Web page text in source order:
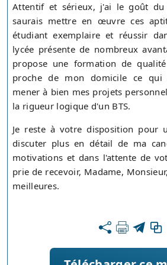
Attentif et sérieux, j'ai le goût
saurais mettre en œuvre ces
étudiant exemplaire et réussir
lycée présente de nombreux
propose une formation de
proche de mon domicile ce
mener à bien mes projets
la rigueur logique d'un BTS.
Je reste à votre disposition pour
discuter plus en détail de ma
motivations et dans l'attente de
prie de recevoir, Madame,
meilleures.